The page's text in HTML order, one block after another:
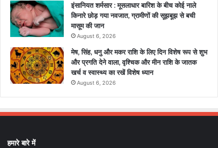
इंसानियत शर्मसार : मूसलाधार बारिश के बीच कोई नाले
किनारे छोड़ गया नवजात, ग्रामीणों की सूझबूझ से बची
मासूम की जान
August 6, 2026
मेष, सिंह, धनु और मकर राशि के लिए दिन विशेष रूप से शुभ
और प्रगति देने वाला, वृश्चिक और मीन राशि के जातक
खर्च व स्वास्थ्य का रखें विशेष ध्यान
August 6, 2026
हमारे बारे में